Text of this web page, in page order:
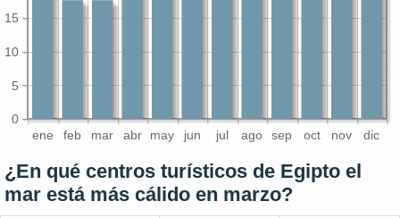
ene feb mar abr may jun jul ago sep oct nov dic
0
5
10
15
¿En qué centros turísticos de Egipto el
mar está más cálido en marzo?